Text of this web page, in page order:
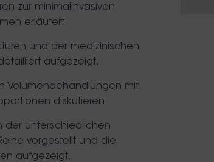
zur minimalinvasiven
erläutert.
und der medizinischen
aufgezeigt.
Volumenbehandlungen mit
diskutieren.
der unterschiedlichen
vorgestellt und die
aufgezeigt.